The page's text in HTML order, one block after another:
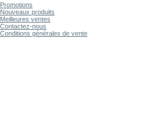
Promotions
Nouveaux produits
Meilleures ventes
Contactez-nous
Conditions générales de vente